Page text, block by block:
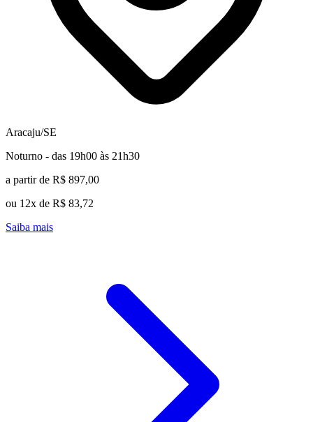
Aracaju/SE
Noturno - das 19h00 às 21h30
a partir de R$ 897,00
ou 12x de R$ 83,72
Saiba mais